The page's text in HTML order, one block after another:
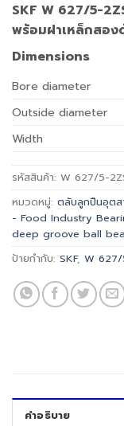
SKF W 627/5-
พร้อมฝาเหล็กสอง
Dimensions
Bore diameter
Outside diameter
Width
รหัสสินค้า: W 627/5-
หมวดหมู่: ตลับลูกปืนอุตส
- Food Industry
deep groove ball
ป้ายกำกับ: SKF, W 627/
คำอธิบาย